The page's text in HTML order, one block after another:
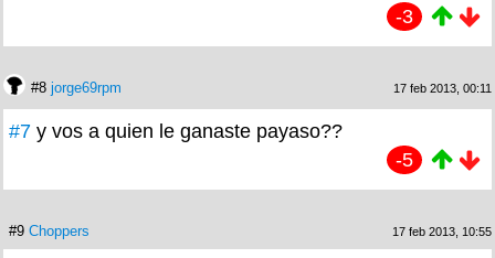
-3
#8 jorge69rpm 17 feb 2013, 00:11
#7 y vos a quien le ganaste payaso??
-5
#9 Choppers 17 feb 2013, 10:55